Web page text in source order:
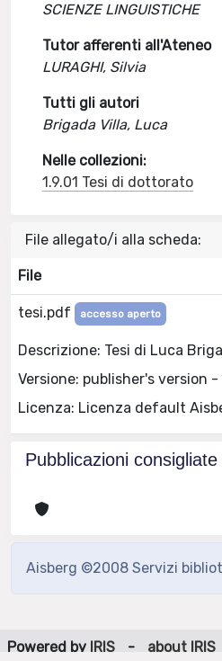
SCIENZE LINGUISTICHE
Tutor afferenti all'Ateneo
LURAGHI, Silvia
Tutti gli autori
Brigada Villa, Luca
Nelle collezioni:
1.9.01 Tesi di dottorato
File allegato/i alla scheda:
File
tesi.pdf accesso aperto
Descrizione: Tesi di Luca
Versione: publisher's version
Licenza: Licenza default
Pubblicazioni consigliate
Aisberg ©2008 Servizi
Powered by IRIS - about IRIS